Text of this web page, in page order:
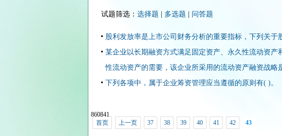
试题筛选： 选择题 多选题 问答题
股利发放率是上市公司财务分析的重要指标，下列关于
某企业以长期融资方式满足固定资产、永久性流动资
性流动资产的需要，该企业所采用的流动资产融资战略
下列各项中，属于企业筹资管理应当遵循的原则有( )。
860841
首页
上一页 37 38 39 40 41 42 43